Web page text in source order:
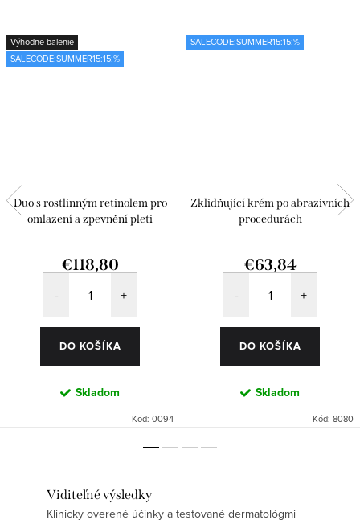
Výhodné balenie
SALECODE:SUMMER15:15:%
Duo s rostlinným retinolem pro
omlazení a zpevnění pleti
€118,80
DO KOŠÍKA
Skladom
Kód: 0094
SALECODE:SUMMER15:15:%
Zklidňující krém po abrazivních
procedurách
€63,84
DO KOŠÍKA
Skladom
Kód: 8080
Viditeľné výsledky
Klinicky overené účinky a testované dermatológmi